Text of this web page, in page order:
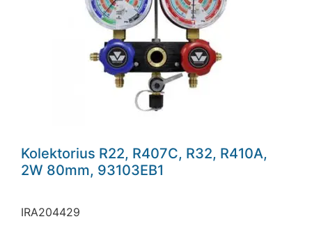
Kolektorius R22, R407C, R32, R410A,
2W 80mm, 93103EB1
IRA204429